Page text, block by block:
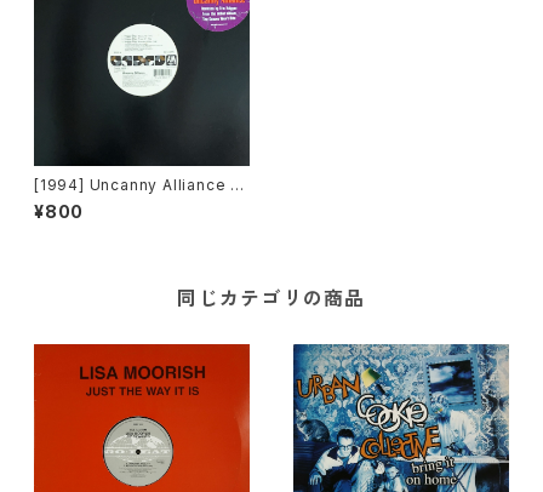
[1994] Uncanny Alliance –
Happy Day [A&M Records]
¥800
同じカテゴリの商品